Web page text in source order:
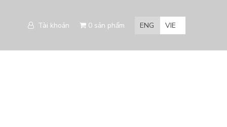
Tài khoản 0 sản phẩm ENG VIE